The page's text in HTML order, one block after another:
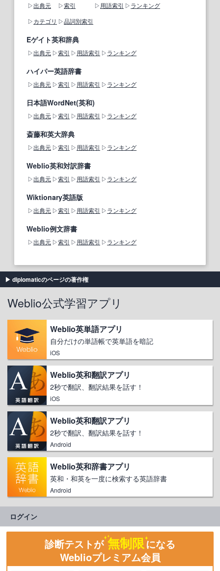
出典元 索引 用語索引
ランキング
カテゴリ
品詞別索引
Eゲイト英和辞典
出典元 索引 用語索引 ランキング
ハイパー英語辞書
出典元 索引 用語索引 ランキング
日本語WordNet(英和)
出典元 索引 用語索引 ランキング
斎藤和英大辞典
出典元 索引 用語索引 ランキング
Weblio英和対訳辞書
出典元 索引 用語索引 ランキング
Wiktionary英語版
出典元 索引 用語索引 ランキング
Weblio例文辞書
出典元 索引 用語索引 ランキング
diplomaticのページの著作権
Weblio公式学習アプリ
Weblio英単語アプリ
自分だけの単語帳で英単語を暗記
iOS
Weblio英和翻訳アプリ
2秒で翻訳、翻訳結果を話す！
iOS
Weblio英和翻訳アプリ
2秒で翻訳、翻訳結果を話す！
Android
Weblio英和辞書アプリ
英和・和英を一度に検索する英語辞書
Android
ログイン
診断テストが 無制限になる
Weblioプレミアム会員